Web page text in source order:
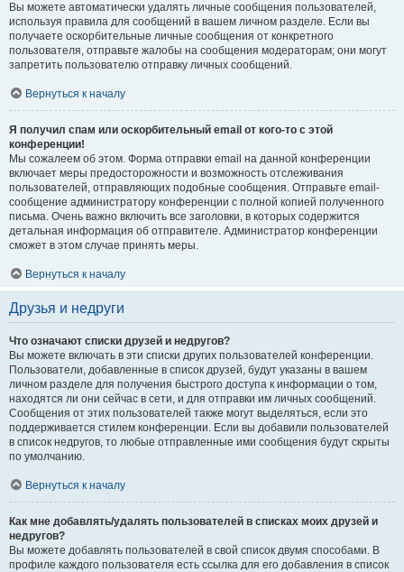
Вы можете автоматически удалять личные сообщения пользователей,
используя правила для сообщений в вашем личном разделе. Если вы
получаете оскорбительные личные сообщения от конкретного
пользователя, отправьте жалобы на сообщения модераторам; они могут
запретить пользователю отправку личных сообщений.
Вернуться к началу
Я получил спам или оскорбительный email от кого-то с этой
конференции!
Мы сожалеем об этом. Форма отправки email на данной конференции
включает меры предосторожности и возможность отслеживания
пользователей, отправляющих подобные сообщения. Отправьте email-
сообщение администратору конференции с полной копией полученного
письма. Очень важно включить все заголовки, в которых содержится
детальная информация об отправителе. Администратор конференции
сможет в этом случае принять меры.
Вернуться к началу
Друзья и недруги
Что означают списки друзей и недругов?
Вы можете включать в эти списки других пользователей конференции.
Пользователи, добавленные в список друзей, будут указаны в вашем
личном разделе для получения быстрого доступа к информации о том,
находятся ли они сейчас в сети, и для отправки им личных сообщений.
Сообщения от этих пользователей также могут выделяться, если это
поддерживается стилем конференции. Если вы добавили пользователей
в список недругов, то любые отправленные ими сообщения будут скрыты
по умолчанию.
Вернуться к началу
Как мне добавлять/удалять пользователей в списках моих друзей и
недругов?
Вы можете добавлять пользователей в свой список двумя способами. В
профиле каждого пользователя есть ссылка для его добавления в список